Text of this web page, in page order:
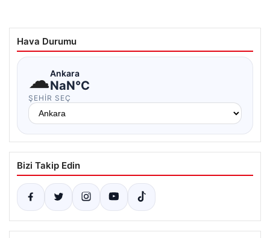
Hava Durumu
☁Ankara
NaN°C
ŞEHIR SEÇ
Bizi Takip Edin